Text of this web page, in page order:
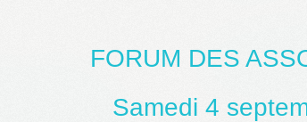
FORUM DES
Samedi 4